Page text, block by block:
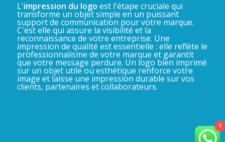
L'impression du logo est l'étape cruciale qui
transforme un objet simple en un puissant
support de communication pour votre marque.
C'est elle qui assure la visibilité et la
reconnaissance de votre entreprise. Une
impression de qualité est essentielle : elle reflète le
professionnalisme de votre marque et garantit
que votre message perdure. Un logo bien imprimé
sur un objet utile ou esthétique renforce votre
image et laisse une impression durable sur vos
clients, partenaires et collaborateurs.
1